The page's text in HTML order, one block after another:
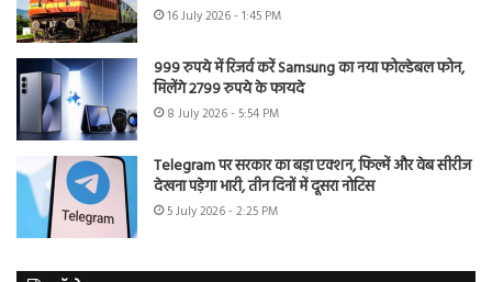
16 July 2026 - 1:45 PM
999 रुपये में रिजर्व करें Samsung का नया फोल्डेबल फोन,
मिलेंगे 2799 रुपये के फायदे
8 July 2026 - 5:54 PM
Telegram पर सरकार का बड़ा एक्शन, फिल्में और वेब सीरीज
देखना पड़ेगा भारी, तीन दिनों में दूसरा नोटिस
5 July 2026 - 2:25 PM